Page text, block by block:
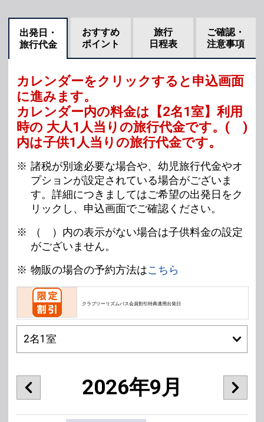
出発日・
旅行代金
おすすめ
ポイント
旅行
日程表
ご確認・
注意事項
カレンダーをクリックすると申込画面
に進みます。
カレンダー内の料金は 【2名1室】利用
時の 大人1人当りの旅行代金です。 ( )
内は子供1人当りの旅行代金です。
諸税が別途必要な場合や、幼児旅行代金やオ
プションが設定されている場合がございま
す。詳細につきましてはご希望の出発日をク
リックし、申込画面でご確認ください。
（ ）内の表示がない場合は子供料金の設定
がございません。
物販の場合の予約方法はこちら
クラブツーリズムパス会員割引特典適用出発日
2026年9月